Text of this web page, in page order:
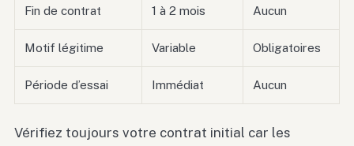
Fin de contrat 1 à 2 mois Aucun
Motif légitime Variable Obligatoires
Période d’essai Immédiat Aucun
Vérifiez toujours votre contrat initial car les